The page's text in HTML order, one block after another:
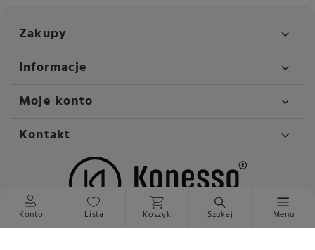
Zakupy
Informacje
Moje konto
Kontakt
Konto Lista Koszyk Szukaj Menu